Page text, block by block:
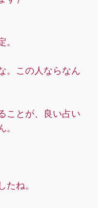
。
。この人ならなん
ことが、良い占い
。
たね。